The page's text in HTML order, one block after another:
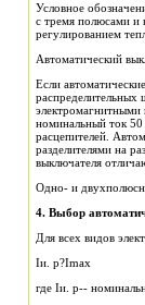
Условное
с тремя полюсами и
регулированием
Автоматический
Если
распределительных
номинальный ток
расцепителей.
разделителями на
выключателя
Одно- и
4. Выбор
Для всех видов
Iи. р?Imax
где Iи. р--